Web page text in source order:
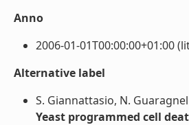
Anno
2006-01-01T00:00:00+01:00
Alternative label
S. Giannattasio, N.
Yeast programmed cell